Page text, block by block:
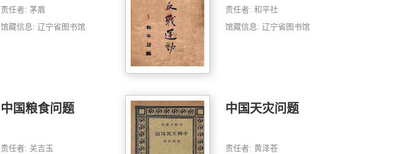
责任者: 茅盾
馆藏信息: 辽宁省图书馆
责任者: 和平社
馆藏信息: 辽宁省图书馆
中国粮食问题
责任者: 关吉玉
中国天灾问题
责任者: 黄泽苍